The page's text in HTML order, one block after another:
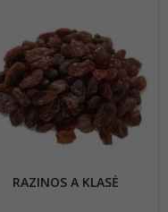
RAZINOS A KLASĖ